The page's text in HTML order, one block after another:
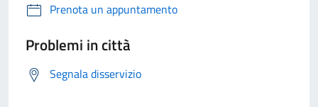
Prenota un appuntamento
Problemi in città
Segnala disservizio